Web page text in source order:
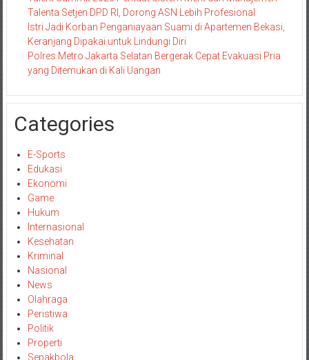
Talenta Setjen DPD RI, Dorong ASN Lebih Profesional
Istri Jadi Korban Penganiayaan Suami di Apartemen Bekasi,
Keranjang Dipakai untuk Lindungi Diri
Polres Metro Jakarta Selatan Bergerak Cepat Evakuasi Pria
yang Ditemukan di Kali Uangan
Categories
E-Sports
Edukasi
Ekonomi
Game
Hukum
Internasional
Kesehatan
Kriminal
Nasional
News
Olahraga
Peristiwa
Politik
Properti
Sepakbola